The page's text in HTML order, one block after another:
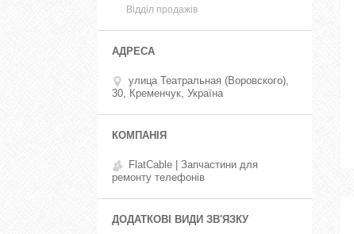
Відділ продажів
улица Театральная (Воровского),
30, Кременчук, Україна
FlatCable | Запчастини для
ремонту телефонів